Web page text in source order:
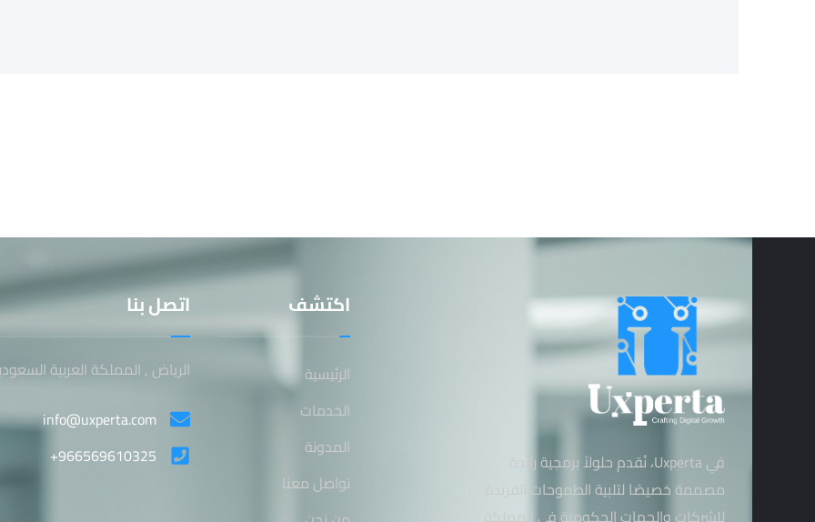
في Uxperta، نُقدم حلولاً برمجية رائدة
مصممة خصيصًا لتلبية الطموحات الفريدة
للشركات والجهات الحكومية في المملكة
اكتشف
الرئيسية
الخدمات
المدونة
تواصل معنا
اتصل بنا
الرياض , المملكة العربية
info@uxperta.com
+966569610325